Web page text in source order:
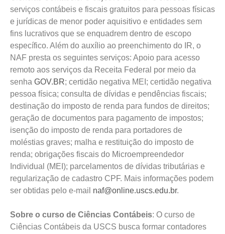
serviços contábeis e fiscais gratuitos para pessoas físicas
e jurídicas de menor poder aquisitivo e entidades sem
fins lucrativos que se enquadrem dentro de escopo
específico. Além do auxílio ao preenchimento do IR, o
NAF presta os seguintes serviços: Apoio para acesso
remoto aos serviços da Receita Federal por meio da
senha GOV.BR; certidão negativa MEI; certidão negativa
pessoa física; consulta de dívidas e pendências fiscais;
destinação do imposto de renda para fundos de direitos;
geração de documentos para pagamento de impostos;
isenção do imposto de renda para portadores de
moléstias graves; malha e restituição do imposto de
renda; obrigações fiscais do Microempreendedor
Individual (MEI); parcelamentos de dívidas tributárias e
regularização de cadastro CPF. Mais informações podem
ser obtidas pelo e-mail naf@online.uscs.edu.br.
Sobre o curso de Ciências Contábeis: O curso de
Ciências Contábeis da USCS busca formar contadores